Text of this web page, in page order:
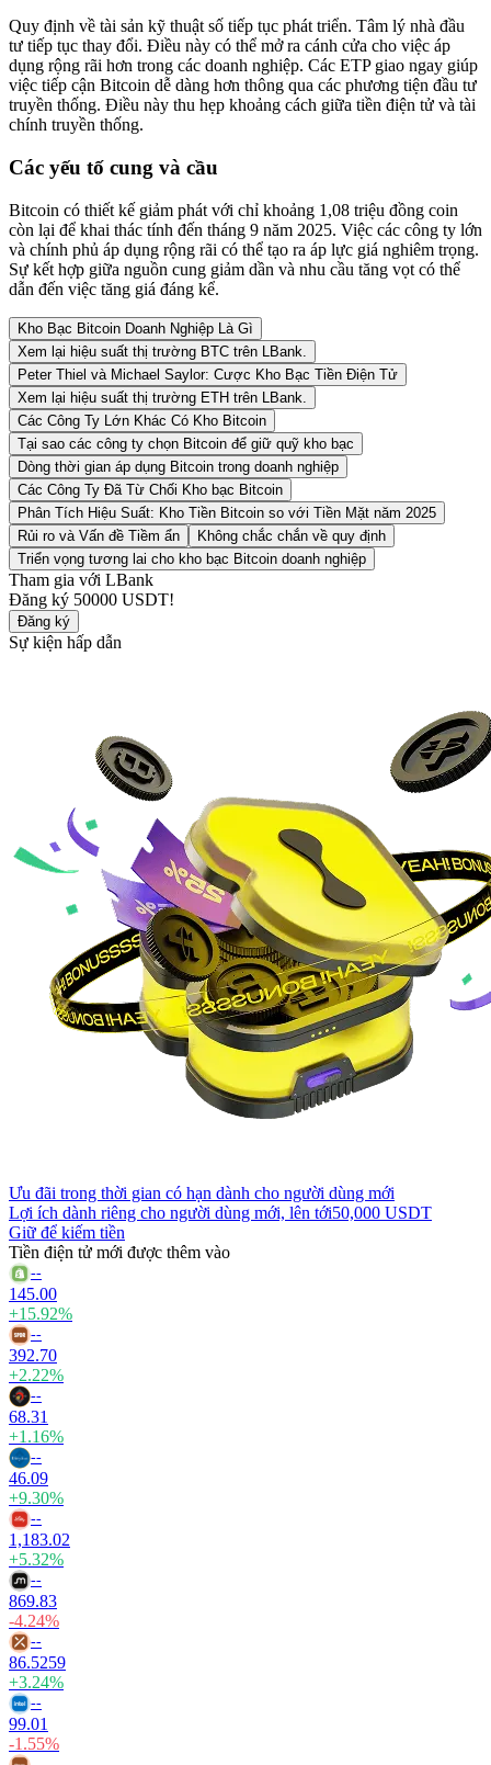
Quy định về tài sản kỹ thuật số tiếp tục phát triển. Tâm lý nhà đầu
tư tiếp tục thay đổi. Điều này có thể mở ra cánh cửa cho việc áp
dụng rộng rãi hơn trong các doanh nghiệp. Các ETP giao ngay giúp
việc tiếp cận Bitcoin dễ dàng hơn thông qua các phương tiện đầu tư
truyền thống. Điều này thu hẹp khoảng cách giữa tiền điện tử và tài
chính truyền thống.
Các yếu tố cung và cầu
Bitcoin có thiết kế giảm phát với chỉ khoảng 1,08 triệu đồng coin
còn lại để khai thác tính đến tháng 9 năm 2025. Việc các công ty lớn
và chính phủ áp dụng rộng rãi có thể tạo ra áp lực giá nghiêm trọng.
Sự kết hợp giữa nguồn cung giảm dần và nhu cầu tăng vọt có thể
dẫn đến việc tăng giá đáng kể.
Kho Bạc Bitcoin Doanh Nghiệp Là Gì
Xem lại hiệu suất thị trường BTC trên LBank.
Peter Thiel và Michael Saylor: Cược Kho Bạc Tiền Điện Tử
Xem lại hiệu suất thị trường ETH trên LBank.
Các Công Ty Lớn Khác Có Kho Bitcoin
Tại sao các công ty chọn Bitcoin để giữ quỹ kho bạc
Dòng thời gian áp dụng Bitcoin trong doanh nghiệp
Các Công Ty Đã Từ Chối Kho bạc Bitcoin
Phân Tích Hiệu Suất: Kho Tiền Bitcoin so với Tiền Mặt năm 2025
Rủi ro và Vấn đề Tiềm ẩn
Không chắc chắn về quy định
Triển vọng tương lai cho kho bạc Bitcoin doanh nghiệp
Tham gia với LBank
Đăng ký 50000 USDT!
Đăng ký
Sự kiện hấp dẫn
Ưu đãi trong thời gian có hạn dành cho người dùng mới
Lợi ích dành riêng cho người dùng mới, lên tới50,000 USDT
Giữ để kiếm tiền
Tiền điện tử mới được thêm vào
--
145.00
+15.92%
--
392.70
+2.22%
--
68.31
+1.16%
--
46.09
+9.30%
--
1,183.02
+5.32%
--
869.83
-4.24%
--
86.5259
+3.24%
--
99.01
-1.55%